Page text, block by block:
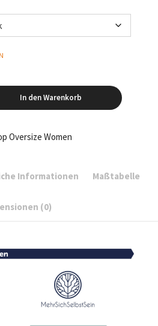
In den Warenkorb
Oversize Women
Informationen Maßtabelle
(0)